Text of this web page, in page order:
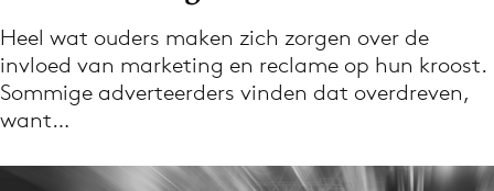
Download de app
Volg het laatste nieuws via de Adformatie
Nieuws app
Heel wat ouders maken zich zorgen over de
invloed van marketing en reclame op hun kroost.
Sommige adverteerders vinden dat overdreven,
want…